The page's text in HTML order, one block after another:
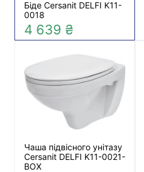
Біде Cersanit DELFI K11-
0018
4 639 ₴
Чаша підвісного унітазу
Cersanit DELFI K11-0021-
BOX